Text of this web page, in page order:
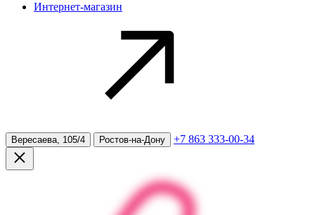
Интернет-магазин
Вересаева, 105/4 Ростов-на-Дону +7 863 333-00-34